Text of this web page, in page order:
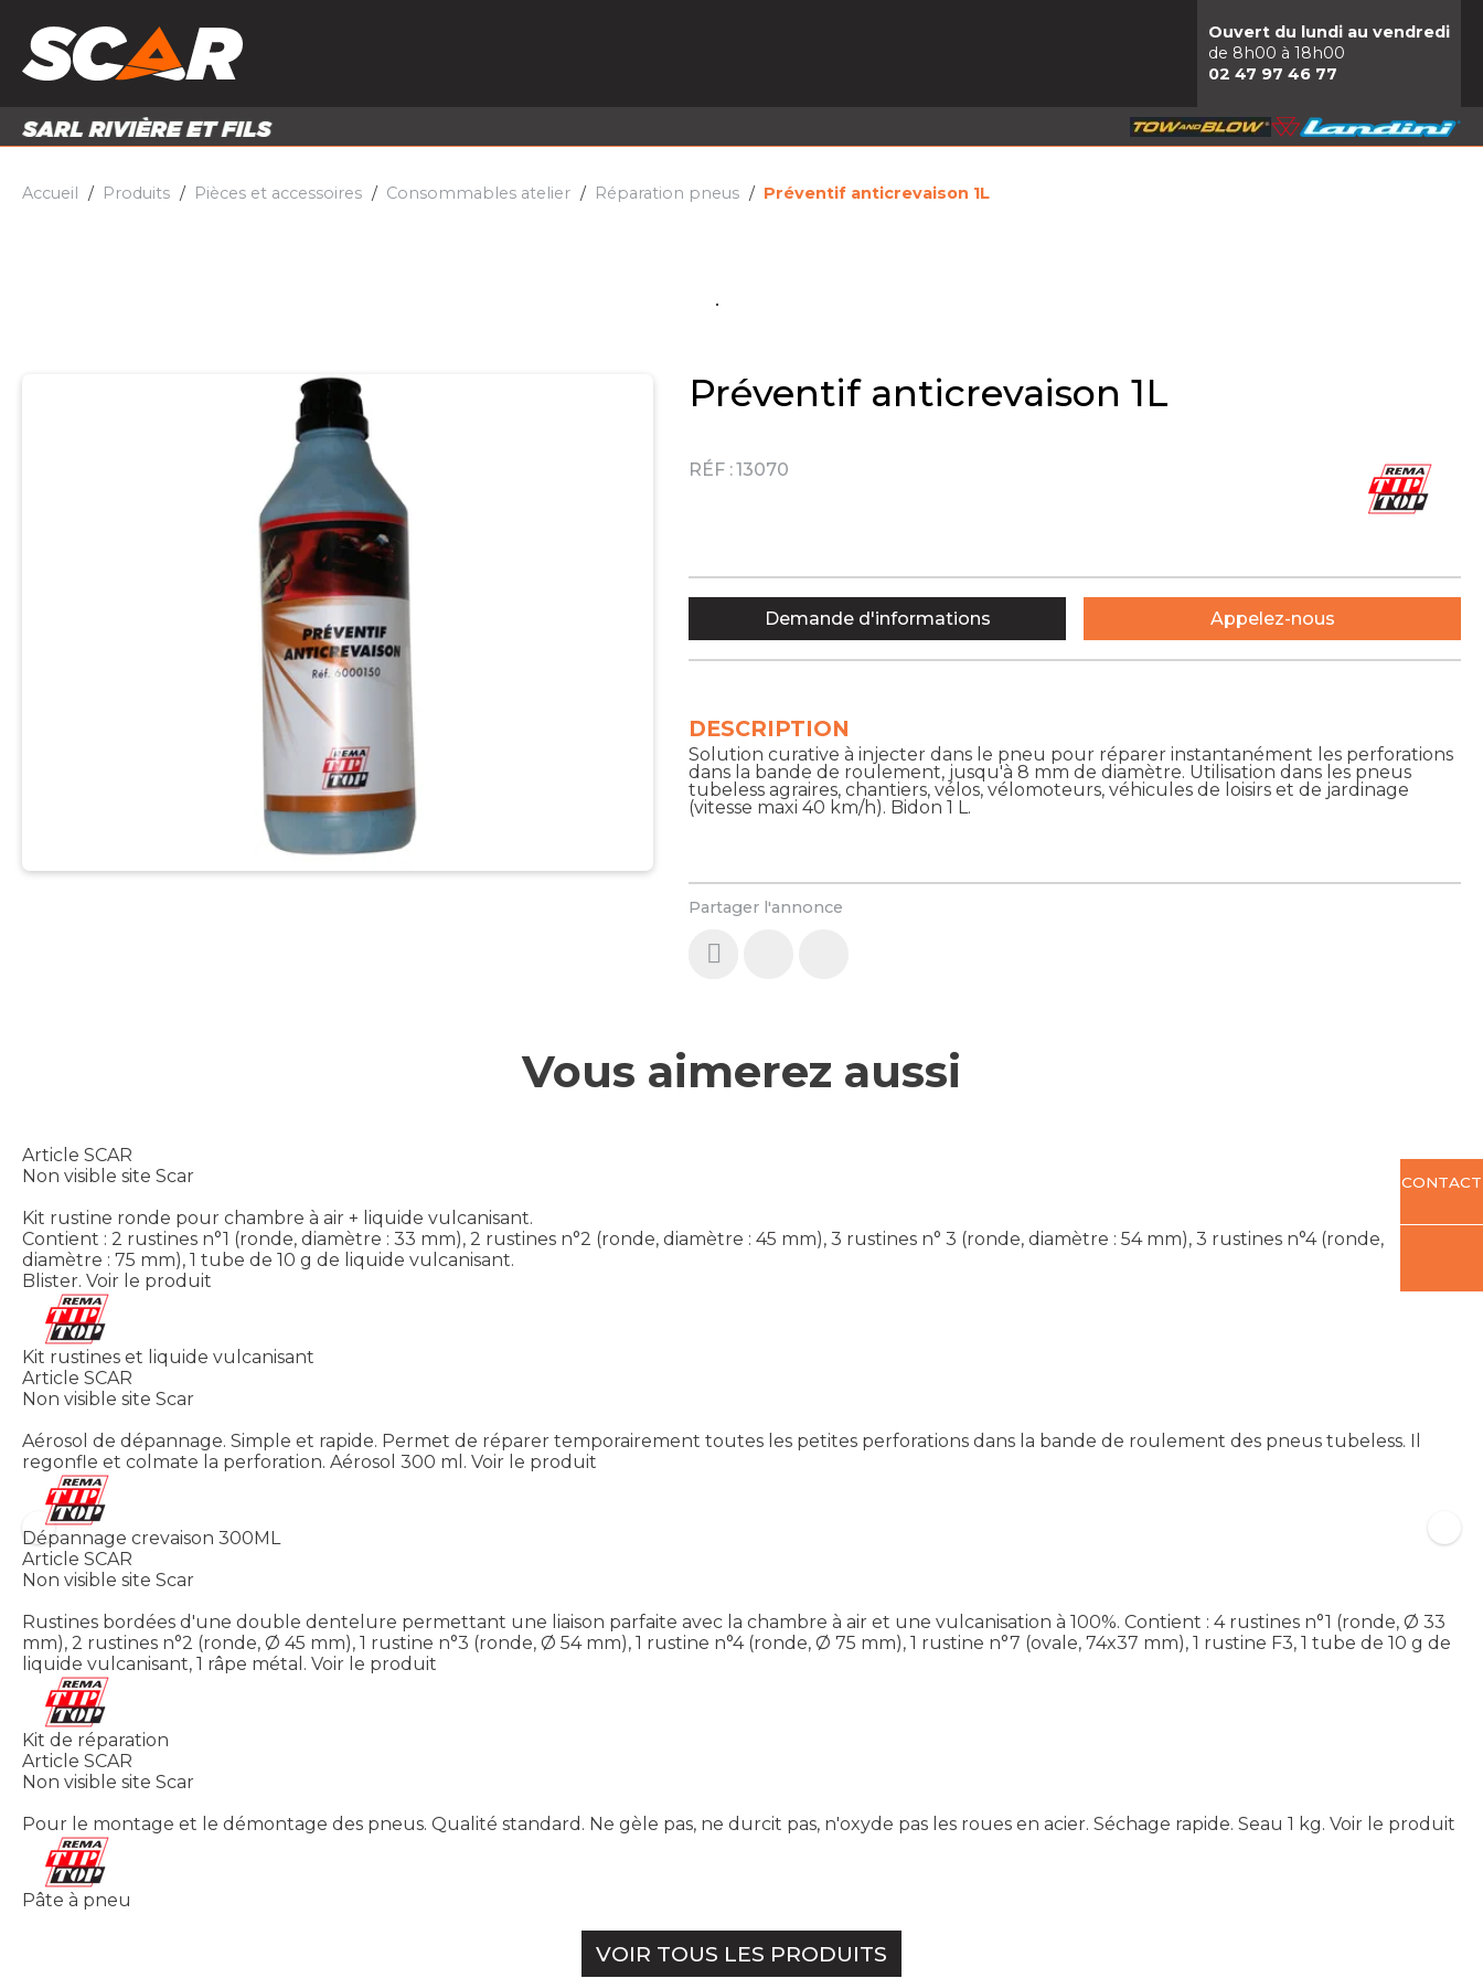
PIÈCES ET ACCESSOIRES
Ouvert du lundi au vendredi
de 8h00 à 18h00
02 47 97 46 77
Accueil Produits Pièces et accessoires Consommables atelier Réparation pneus Préventif anticrevaison 1L
Préventif anticrevaison 1L
RÉF :13070
Partager l'annonce
DESCRIPTION
Solution curative à injecter dans le pneu pour réparer instantanément les perforations
dans la bande de roulement, jusqu'à 8 mm de diamètre. Utilisation dans les pneus
tubeless agraires, chantiers, vélos, vélomoteurs, véhicules de loisirs et de jardinage
(vitesse maxi 40 km/h). Bidon 1 L.
Demande d'informations Appelez-nous
Vous aimerez aussi
Article SCAR
Non visible site Scar
Kit rustine ronde pour chambre à air + liquide vulcanisant.
Contient : 2 rustines n°1 (ronde, diamètre : 33 mm), 2 rustines n°2 (ronde, diamètre : 45 mm), 3 rustines n° 3 (ronde, diamètre : 54 mm), 3 rustines n°4 (ronde,
diamètre : 75 mm), 1 tube de 10 g de liquide vulcanisant.
Blister. Voir le produit
Kit rustines et liquide vulcanisant
Article SCAR
Non visible site Scar
Aérosol de dépannage. Simple et rapide. Permet de réparer temporairement toutes les petites perforations dans la bande de roulement des pneus tubeless. Il
regonfle et colmate la perforation. Aérosol 300 ml. Voir le produit
Dépannage crevaison 300ML
Article SCAR
Non visible site Scar
Rustines bordées d'une double dentelure permettant une liaison parfaite avec la chambre à air et une vulcanisation à 100%. Contient : 4 rustines n°1 (ronde, Ø 33
mm), 2 rustines n°2 (ronde, Ø 45 mm), 1 rustine n°3 (ronde, Ø 54 mm), 1 rustine n°4 (ronde, Ø 75 mm), 1 rustine n°7 (ovale, 74x37 mm), 1 rustine F3, 1 tube de 10 g de
liquide vulcanisant, 1 râpe métal. Voir le produit
Kit de réparation
Article SCAR
Non visible site Scar
Pour le montage et le démontage des pneus. Qualité standard. Ne gèle pas, ne durcit pas, n'oxyde pas les roues en acier. Séchage rapide. Seau 1 kg. Voir le produit
Pâte à pneu
VOIR TOUS LES PRODUITS
CONTACT